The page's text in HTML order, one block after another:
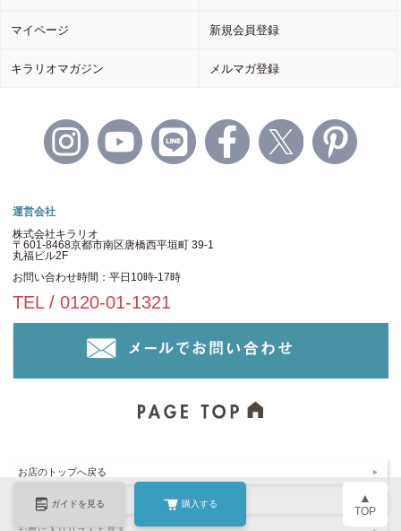
ガイドを見る 購入する ▲
TOP
マイページ 新規会員登録
キラリオマガジン メルマガ登録
運営会社
株式会社キラリオ
〒601-8468京都市南区唐橋西平垣町 39-1
丸福ビル2F
お問い合わせ時間：平日10時-17時
TEL / 0120-01-1321
お店のトップへ戻る
お客様の声を見る